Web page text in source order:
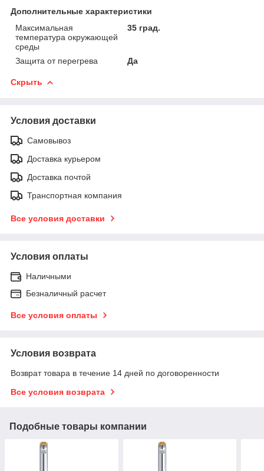
Дополнительные характеристики
Максимальная
температура окружающей
среды
35 град.
Защита от перегрева Да
Скрыть
Условия доставки
Самовывоз
Доставка курьером
Доставка почтой
Транспортная компания
Все условия доставки
Условия оплаты
Наличными
Безналичный расчет
Все условия оплаты
Условия возврата
Возврат товара в течение 14 дней по договоренности
Все условия возврата
Подобные товары компании